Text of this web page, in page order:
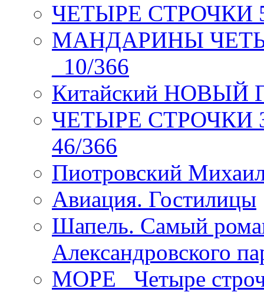
ЧЕТЫРЕ СТРОЧКИ 5
МАНДАРИНЫ
_10/366
Китайский НОВЫЙ
ЧЕТЫРЕ СТРОЧКИ
46/366
Пиотровский
Авиация. Гостилицы
Шапель. Самый
Александровского
МОРЕ _Четыре